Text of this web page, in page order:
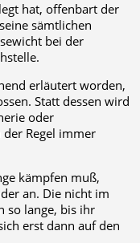
hat, offenbart der
sämtlichen
bei der
erläutert worden,
Statt dessen wird
oder
Regel immer
kämpfen muß,
an. Die nicht im
so lange, bis ihr
erst dann auf den